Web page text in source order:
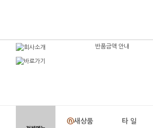
반품금액 안내
ⓝ새상품 타 일